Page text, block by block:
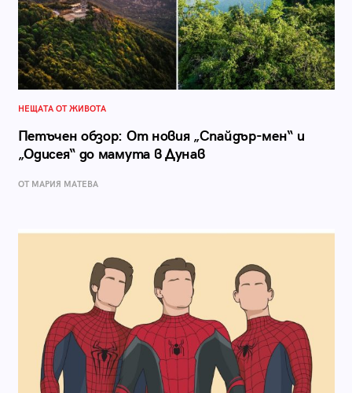
НЕЩАТА ОТ ЖИВОТА
Петъчен обзор: От новия „Спайдър-мен“ и
„Одисея“ до мамута в Дунав
ОТ МАРИЯ МАТЕВА